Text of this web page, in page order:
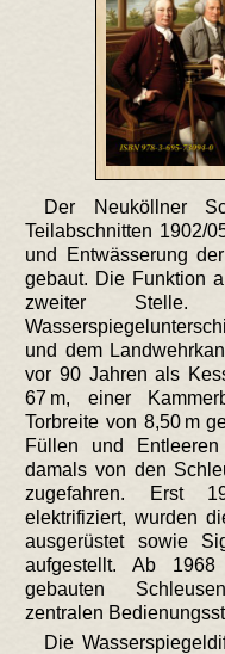
Der Neuköllner
Teilabschnitten 1902/
und Entwässerung
gebaut. Die Funktion
zweiter Stelle.
und dem
vor 90 Jahren als
67 m, einer
Torbreite von 8,50 m
Füllen und
damals von den
zugefahren. Erst
elektrifiziert, wurden
ausgerüstet sowie
aufgestellt. Ab
gebauten
zentralen
Die